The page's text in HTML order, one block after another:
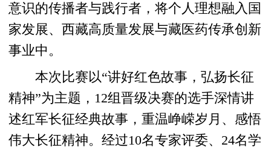
意识的传播者与践行者，将个人理想融入国
家发展、西藏高质量发展与藏医药传承创新
事业中。
本次比赛以“讲好红色故事，弘扬长征
精神”为主题，12组晋级决赛的选手深情讲
述红军长征经典故事，重温峥嵘岁月、感悟
伟大长征精神。经过10名专家评委、24名学